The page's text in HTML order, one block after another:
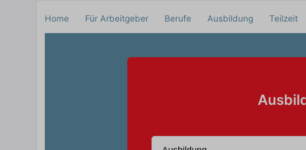
Home Für Arbeitgeber Berufe Ausbildung Teilzeit